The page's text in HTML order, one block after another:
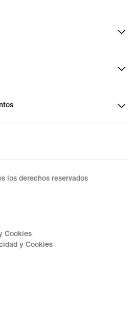
los derechos reservados
Cookies
y Cookies